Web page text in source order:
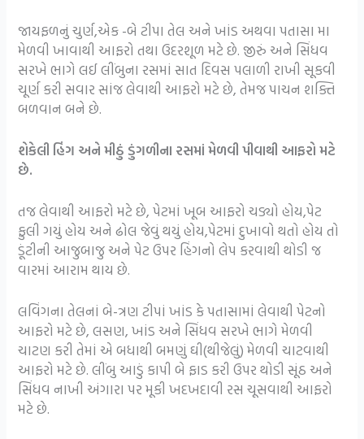
જાયફળનું ચુર્ણ,એક -બે ટીપા તેલ અને ખાંડ અથવા પતાસા મા
મેળવી ખાવાથી આફરો તથા ઉદરશૂળ મટે છે. જીરું અને સિંધવ
સરખે ભાગે લઈ લીંબુના રસમાં સાત દિવસ પલાળી રાખી સૂકવી
ચૂર્ણ કરી સવાર સાંજ લેવાથી આફરો મટે છે, તેમજ પાચન શક્તિ
બળવાન બને છે.
શેકેલી હિંગ અને મીઠું ડુંગળીના રસમાં મેળવી પીવાથી આફરો મટે
છે.
તજ લેવાથી આફરો મટે છે, પેટમાં ખૂબ આફરો ચડ્યો હોય,પેટ
ફુલી ગયું હોય અને ઢોલ જેવું થયું હોય,પેટમાં દુખાવો થતો હોય તો
ડૂંટીની આજુબાજુ અને પેટ ઉપર હિંગનો લેપ કરવાથી થોડી જ
વારમાં આરામ થાય છે.
લવિંગના તેલનાં બે-ત્રણ ટીપાં ખાંડ કે પતાસામાં લેવાથી પેટનો
આફરો મટે છે, લસણ, ખાંડ અને સિંધવ સરખે ભાગે મેળવી
ચાટણ કરી તેમાં એ બધાથી બમણું ઘી(થીજેલું) મેળવી ચાટવાથી
આફરો મટે છે. લીંબુ આડું કાપી બે ફાડ કરી ઉપર થોડી સૂંઠ અને
સિંધવ નાખી અંગારા પર મૂકી ખદખદાવી રસ ચૂસવાથી આફરો
મટે છે.